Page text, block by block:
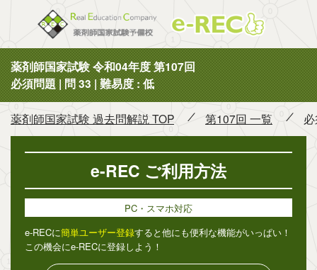
薬剤師国家試験 令和04年度 第107回
必須問題 | 問 33 | 難易度 : 低
薬剤師国家試験 過去問解説 TOP 第107回 一覧
e-REC ご利用方法
PC・スマホ対応
e-RECに簡単ユーザー登録すると他にも便利な機能がいっぱい！
この機会にe-RECに登録しよう！